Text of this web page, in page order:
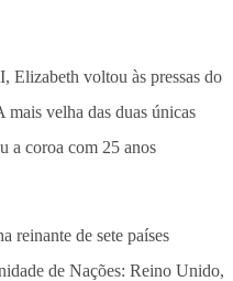
Elizabeth voltou às pressas do
velha das duas únicas
a coroa com 25 anos